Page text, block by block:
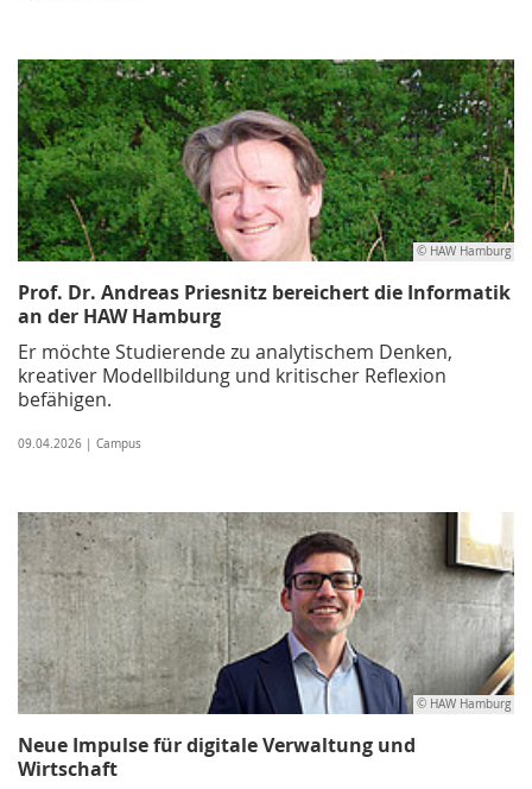
© HAW Hamburg
Prof. Dr. Andreas Priesnitz bereichert die Informatik
an der HAW Hamburg
Er möchte Studierende zu analytischem Denken,
kreativer Modellbildung und kritischer Reflexion
befähigen.
09.04.2026 | Campus
© HAW Hamburg
Neue Impulse für digitale Verwaltung und
Wirtschaft